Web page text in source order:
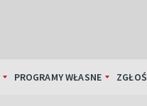
PROGRAMY WŁASNE